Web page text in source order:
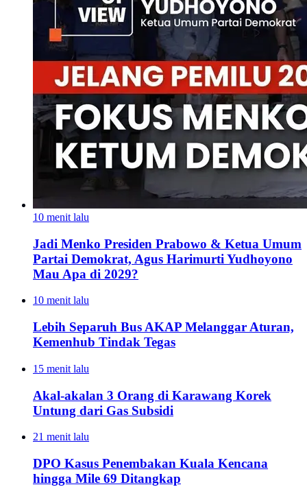
10 menit lalu
Jadi Menko Presiden Prabowo & Ketua Umum
Partai Demokrat, Agus Harimurti Yudhoyono
Mau Apa di 2029?
10 menit lalu
Lebih Separuh Bus AKAP Melanggar Aturan,
Kemenhub Tindak Tegas
15 menit lalu
Akal-akalan 3 Orang di Karawang Korek
Untung dari Gas Subsidi
21 menit lalu
DPO Kasus Penembakan Kuala Kencana
hingga Mile 69 Ditangkap